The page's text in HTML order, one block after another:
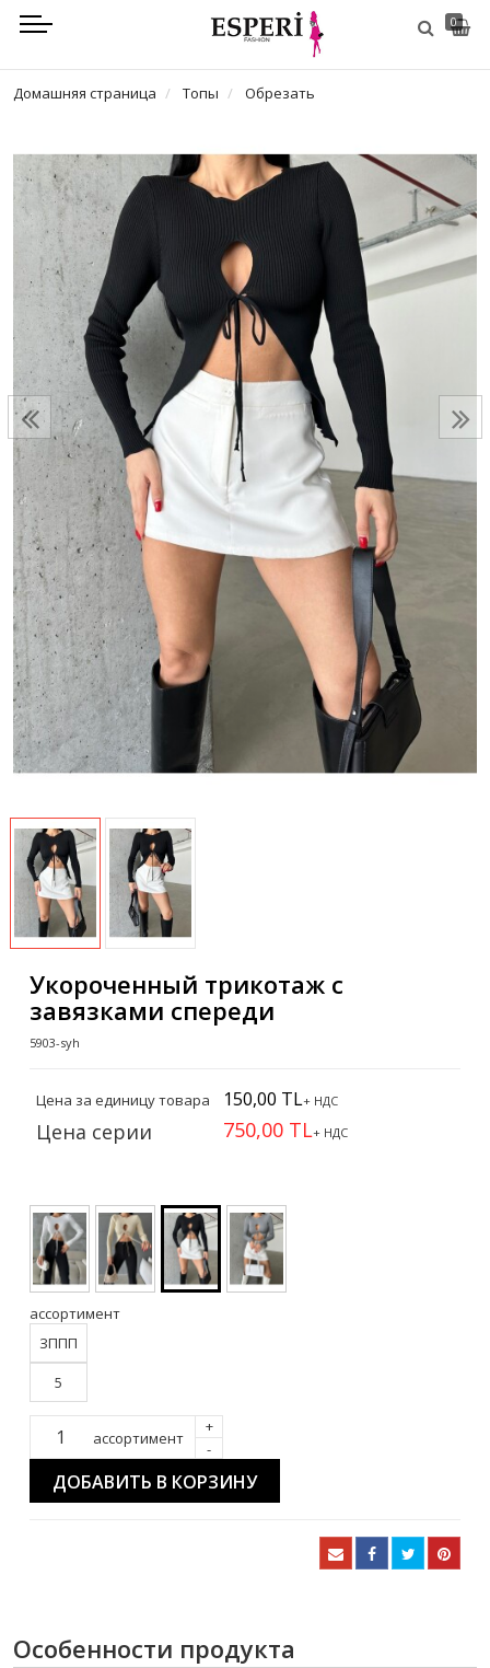
0
Домашняя страница Топы Обрезать
Укороченный трикотаж с
завязками спереди
5903-syh
Цена за единицу товара 150,00 TL+ НДС
Цена серии 750,00 TL+ НДС
ассортимент
ЗППП
5
ассортимент
+
-
ДОБАВИТЬ В КОРЗИНУ
Особенности продукта